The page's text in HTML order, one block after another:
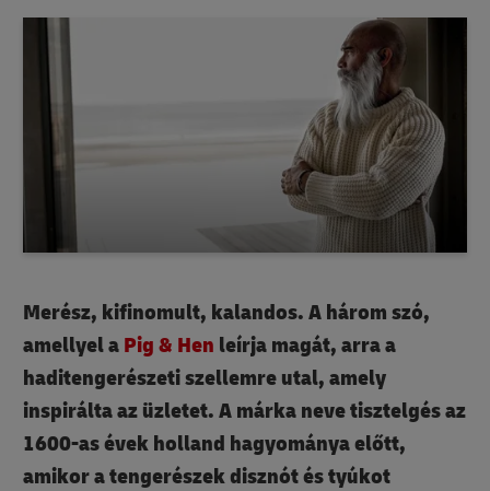
Merész, kifinomult, kalandos. A három szó,
amellyel a Pig & Hen leírja magát, arra a
haditengerészeti szellemre utal, amely
inspirálta az üzletet. A márka neve tisztelgés az
1600-as évek holland hagyománya előtt,
amikor a tengerészek disznót és tyúkot